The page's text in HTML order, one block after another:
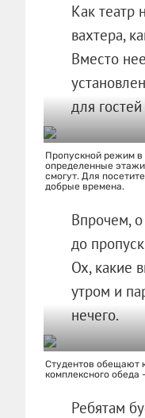
Как театр
вахтера,
Вместо
для
Пропускной режим в
определенные
смогут. Для
добрые времена.
Впрочем,
до
Ох, какие
утром и
нечего.
Студентов обещают
комплексного обеда
Ребятам